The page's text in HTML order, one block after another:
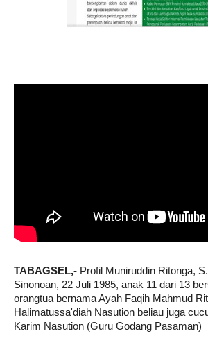
TABAGSEL,- Profil Muniruddin Ritonga,
Sinonoan, 22 Juli 1985, anak 11 dari 13
orangtua bernama Ayah Faqih Mahmud
Halimatussa'diah Nasution beliau juga
Karim Nasution (Guru Godang Pasaman)